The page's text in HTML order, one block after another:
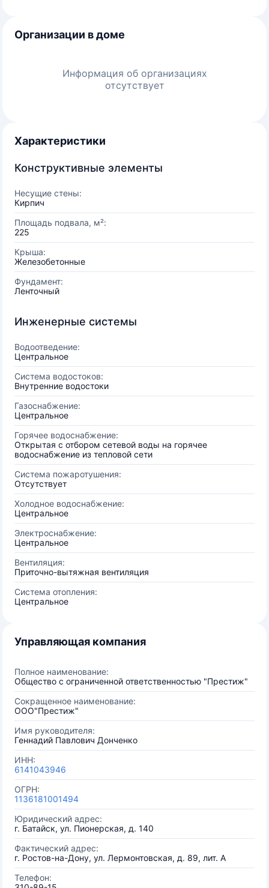
Организации в доме
Информация об организациях
отсутствует
Характеристики
Конструктивные элементы
Несущие стены:
Кирпич
Площадь подвала, м²:
225
Крыша:
Железобетонные
Фундамент:
Ленточный
Инженерные системы
Водоотведение:
Центральное
Система водостоков:
Внутренние водостоки
Газоснабжение:
Центральное
Горячее водоснабжение:
Открытая с отбором сетевой воды на горячее
водоснабжение из тепловой сети
Система пожаротушения:
Отсутствует
Холодное водоснабжение:
Центральное
Электроснабжение:
Центральное
Вентиляция:
Приточно-вытяжная вентиляция
Система отопления:
Центральное
Управляющая компания
Полное наименование:
Общество с ограниченной ответственностью "Престиж"
Сокращенное наименование:
ООО"Престиж"
Имя руководителя:
Геннадий Павлович Донченко
ИНН:
6141043946
ОГРН:
1136181001494
Юридический адрес:
г. Батайск, ул. Пионерская, д. 140
Фактический адрес:
г. Ростов-на-Дону, ул. Лермонтовская, д. 89, лит. А
Телефон: